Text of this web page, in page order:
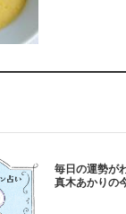
毎日の運勢が